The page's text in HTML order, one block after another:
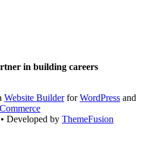
in building careers
Website BuilderforWordPress and
Developed by ThemeFusion